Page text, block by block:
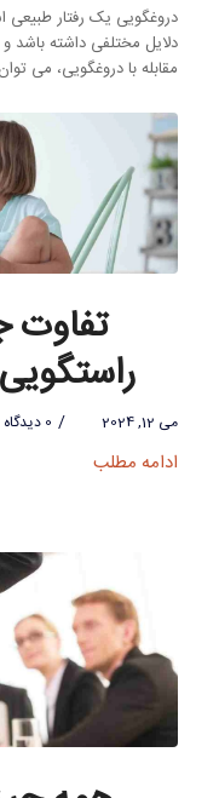
دروغگویی یک رفتار
دلایل مختلفی داشته باشد
مقابله با دروغگویی، می
می 12, 2024 / 0 دیدگاه
ادامه مطلب